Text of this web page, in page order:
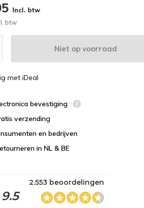
Incl. btw
btw
Niet op voorraad
met iDeal
bevestiging
verzending
en bedrijven
in NL & BE
9.5
2.553 beoordelingen